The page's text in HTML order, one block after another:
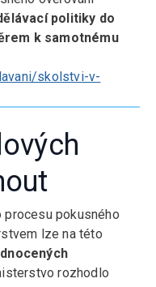
politiky do
k samotnému
skolstvi-v-
procesu pokusného
lze na této
rozhodlo